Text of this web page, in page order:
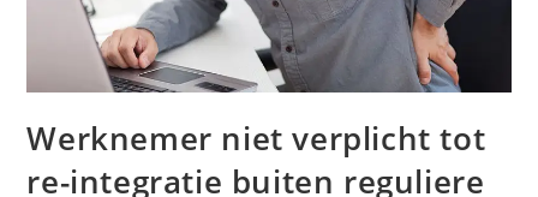
Werknemer niet verplicht tot
re-integratie buiten reguliere